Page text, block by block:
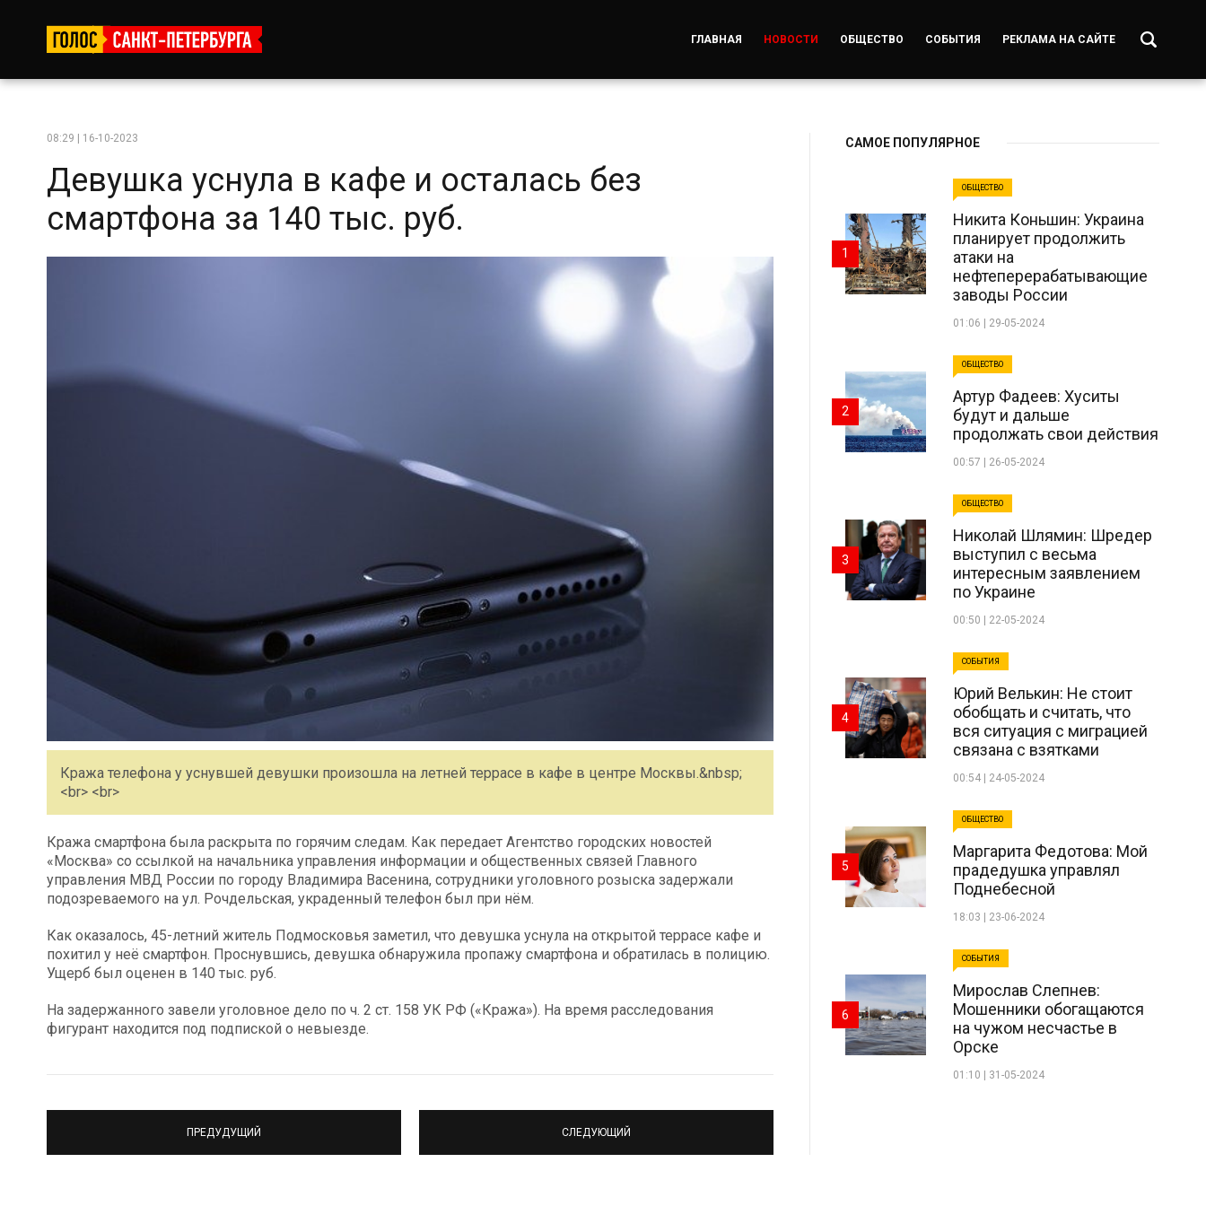
ГЛАВНАЯ НОВОСТИ ОБЩЕСТВО СОБЫТИЯ РЕКЛАМА НА САЙТЕ
08:29 | 16-10-2023
Девушка уснула в кафе и осталась без
смартфона за 140 тыс. руб.
Кража телефона у уснувшей девушки произошла на летней террасе в кафе в центре Москвы.&nbsp;
<br> <br>
Кража смартфона была раскрыта по горячим следам. Как передает Агентство городских новостей
«Москва» со ссылкой на начальника управления информации и общественных связей Главного
управления МВД России по городу Владимира Васенина, сотрудники уголовного розыска задержали
подозреваемого на ул. Рочдельская, украденный телефон был при нём.
Как оказалось, 45-летний житель Подмосковья заметил, что девушка уснула на открытой террасе кафе и
похитил у неё смартфон. Проснувшись, девушка обнаружила пропажу смартфона и обратилась в полицию.
Ущерб был оценен в 140 тыс. руб.
На задержанного завели уголовное дело по ч. 2 ст. 158 УК РФ («Кража»). На время расследования
фигурант находится под подпиской о невыезде.
ПРЕДУДУЩИЙ СЛЕДУЮЩИЙ
САМОЕ ПОПУЛЯРНОЕ
ОБЩЕСТВО
Никита Коньшин: Украина
планирует продолжить
атаки на
нефтеперерабатывающие
заводы России
01:06 | 29-05-2024
1
ОБЩЕСТВО
Артур Фадеев: Хуситы
будут и дальше
продолжать свои действия
00:57 | 26-05-2024
2
ОБЩЕСТВО
Николай Шлямин: Шредер
выступил с весьма
интересным заявлением
по Украине
00:50 | 22-05-2024
3
СОБЫТИЯ
Юрий Велькин: Не стоит
обобщать и считать, что
вся ситуация с миграцией
связана с взятками
00:54 | 24-05-2024
4
ОБЩЕСТВО
Маргарита Федотова: Мой
прадедушка управлял
Поднебесной
18:03 | 23-06-2024
5
СОБЫТИЯ
Мирослав Слепнев:
Мошенники обогащаются
на чужом несчастье в
Орске
01:10 | 31-05-2024
6